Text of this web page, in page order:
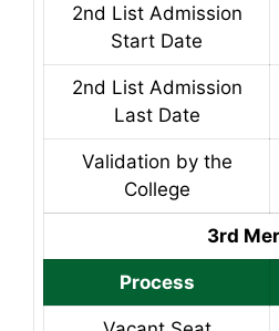
2nd List Admission
Start Date
2nd List Admission
Last Date
Validation by the
College
3rd
Process